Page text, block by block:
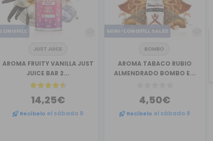
LONGFILL
JUST JUICE
AROMA FRUITY VANILLA JUST
JUICE BAR 2...
14,25€
Recíbelo el sábado 8
MINI-LONGFILL SALES
BOMBO
AROMA TABACO RUBIO
ALMENDRADO BOMBO E...
4,50€
Recíbelo el sábado 8